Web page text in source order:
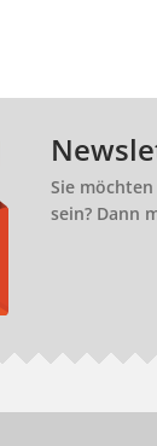
Sie
sein? Dann